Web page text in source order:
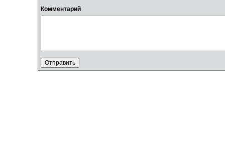
Комментарий